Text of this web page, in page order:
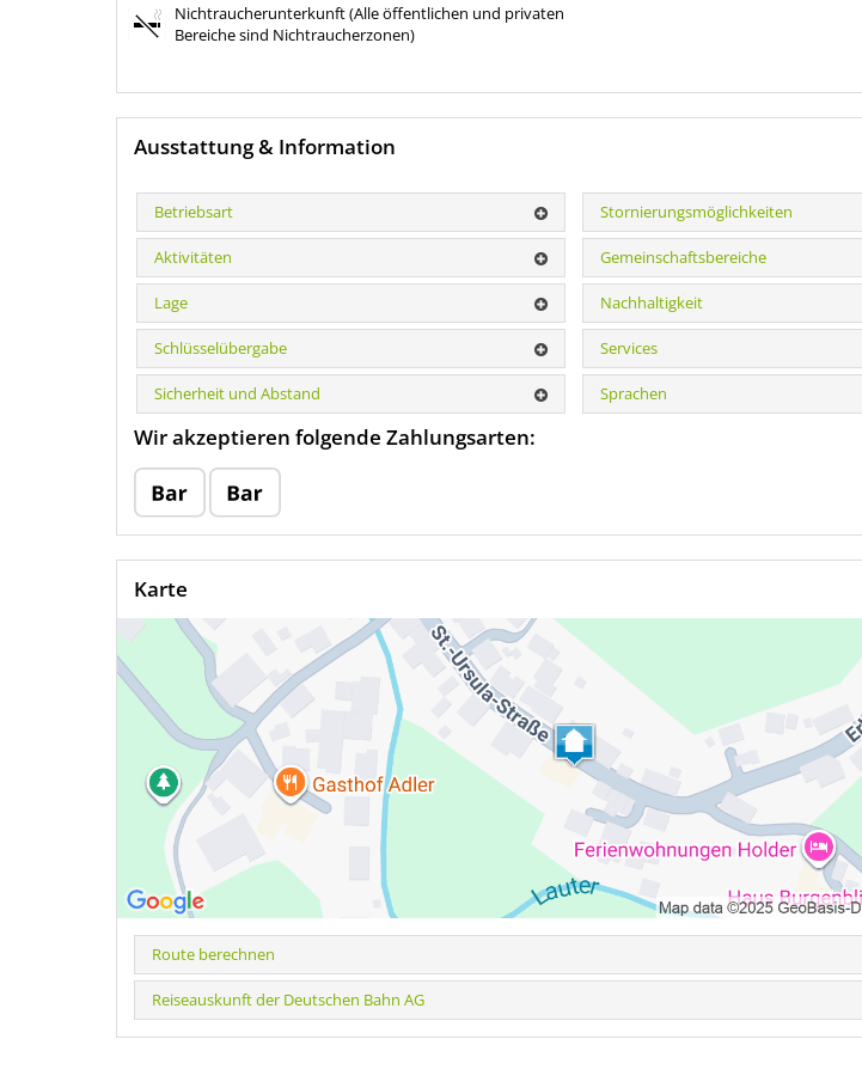
Nichtraucherunterkunft (Alle öffentlichen und privaten
Bereiche sind Nichtraucherzonen)
Ausstattung & Information
Betriebsart Stornierungsmöglichkeiten
Aktivitäten Gemeinschaftsbereiche
Lage Nachhaltigkeit
Schlüsselübergabe Services
Sicherheit und Abstand Sprachen
Wir akzeptieren folgende Zahlungsarten:
Karte
Route berechnen
Reiseauskunft der Deutschen Bahn AG